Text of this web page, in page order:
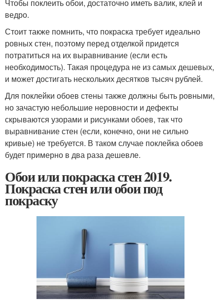
Чтобы поклеить обои, достаточно иметь валик, клей и
ведро.
Стоит также помнить, что покраска требует идеально
ровных стен, поэтому перед отделкой придется
потратиться на их выравнивание (если есть
необходимость). Такая процедура не из самых дешевых,
и может достигать нескольких десятков тысяч рублей.
Для поклейки обоев стены также должны быть ровными,
но зачастую небольшие неровности и дефекты
скрываются узорами и рисунками обоев, так что
выравнивание стен (если, конечно, они не сильно
кривые) не требуется. В таком случае поклейка обоев
будет примерно в два раза дешевле.
Обои или покраска стен 2019.
Покраска стен или обои под
покраску